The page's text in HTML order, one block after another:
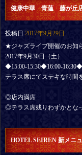
健康中華 青蓮 藤が丘店
投稿日 2017年9月29日
★ジャズライブ開催のお知
2017年9月30日（土）
◆15:00-15:30◆16:00-
テラス席にてステキな時間
◎店内満席
◎テラス席残りわずかとな
HOTEL SEIREN 新メニ